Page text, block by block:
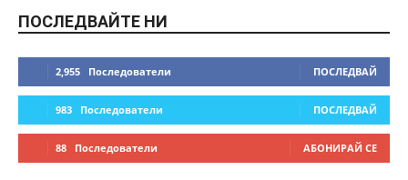
ПОСЛЕДВАЙТЕ НИ
2,955 Последователи ПОСЛЕДВАЙ
983 Последователи ПОСЛЕДВАЙ
88 Последователи АБОНИРАЙ СЕ